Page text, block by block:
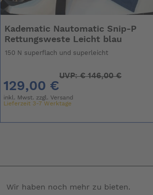
Kadematic Nautomatic Snip-P
Rettungsweste Leicht blau
150 N superflach und superleicht
129,00 €
UVP:€146,00 €
inkl. Mwst. zzgl.Versand
Lieferzeit 3-7 Werktage
Wir haben noch mehr zu bieten.